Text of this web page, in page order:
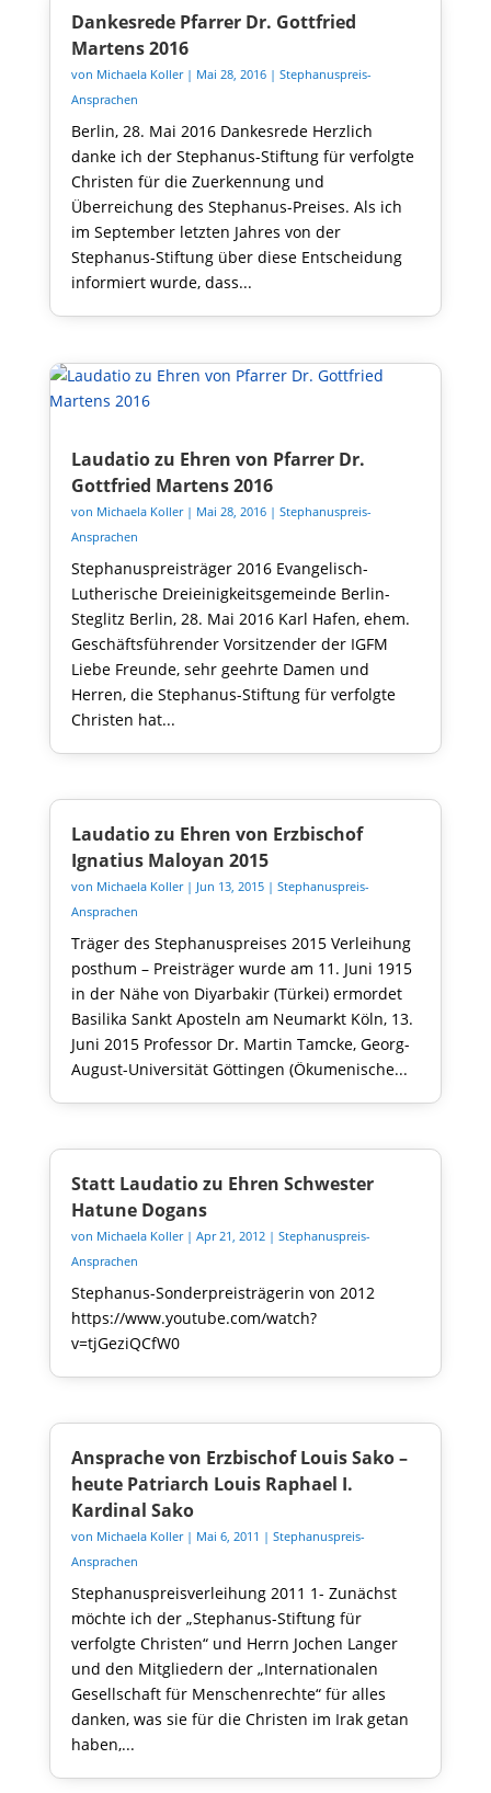
Dankesrede Pfarrer Dr. Gottfried
Martens 2016
von Michaela Koller| Mai 28, 2016| Stephanuspreis-
Ansprachen
Berlin, 28. Mai 2016 Dankesrede Herzlich
danke ich der Stephanus-Stiftung für verfolgte
Christen für die Zuerkennung und
Überreichung des Stephanus-Preises. Als ich
im September letzten Jahres von der
Stephanus-Stiftung über diese Entscheidung
informiert wurde, dass...
Laudatio zu Ehren von Pfarrer Dr.
Gottfried Martens 2016
von Michaela Koller| Mai 28, 2016| Stephanuspreis-
Ansprachen
Stephanuspreisträger 2016 Evangelisch-
Lutherische Dreieinigkeitsgemeinde Berlin-
Steglitz Berlin, 28. Mai 2016 Karl Hafen, ehem.
Geschäftsführender Vorsitzender der IGFM
Liebe Freunde, sehr geehrte Damen und
Herren, die Stephanus-Stiftung für verfolgte
Christen hat...
Laudatio zu Ehren von Erzbischof
Ignatius Maloyan 2015
von Michaela Koller| Jun 13, 2015| Stephanuspreis-
Ansprachen
Träger des Stephanuspreises 2015 Verleihung
posthum – Preisträger wurde am 11. Juni 1915
in der Nähe von Diyarbakir (Türkei) ermordet
Basilika Sankt Aposteln am Neumarkt Köln, 13.
Juni 2015 Professor Dr. Martin Tamcke, Georg-
August-Universität Göttingen (Ökumenische...
Statt Laudatio zu Ehren Schwester
Hatune Dogans
von Michaela Koller| Apr 21, 2012| Stephanuspreis-
Ansprachen
Stephanus-Sonderpreisträgerin von 2012
https://www.youtube.com/watch?
v=tjGeziQCfW0
Ansprache von Erzbischof Louis Sako –
heute Patriarch Louis Raphael I.
Kardinal Sako
von Michaela Koller| Mai 6, 2011 | Stephanuspreis-
Ansprachen
Stephanuspreisverleihung 2011 1- Zunächst
möchte ich der „Stephanus-Stiftung für
verfolgte Christen“ und Herrn Jochen Langer
und den Mitgliedern der „Internationalen
Gesellschaft für Menschenrechte“ für alles
danken, was sie für die Christen im Irak getan
haben,...